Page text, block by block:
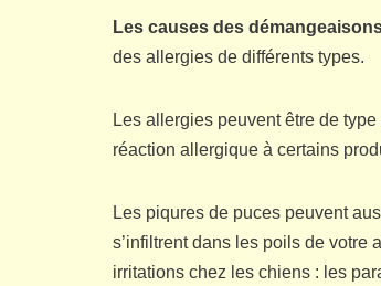
Les causes des
des allergies de différents types.
Les allergies peuvent être de
réaction allergique à certains
Les piqures de puces peuvent
s’infiltrent dans les poils de votre
irritations chez les chiens : les